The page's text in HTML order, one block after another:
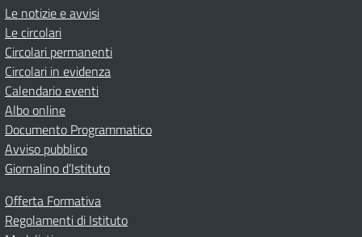
Le notizie e avvisi
Le circolari
Circolari permanenti
Circolari in evidenza
Calendario eventi
Albo online
Documento Programmatico
Avviso pubblico
Giornalino d’Istituto
Offerta Formativa
Regolamenti di Istituto